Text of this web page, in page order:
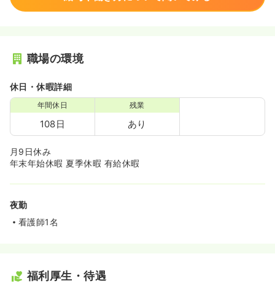
職場の環境
休日・休暇詳細
年間休日
108日
残業
あり
月9日休み
年末年始休暇 夏季休暇 有給休暇
夜勤
看護師1名
福利厚生・待遇